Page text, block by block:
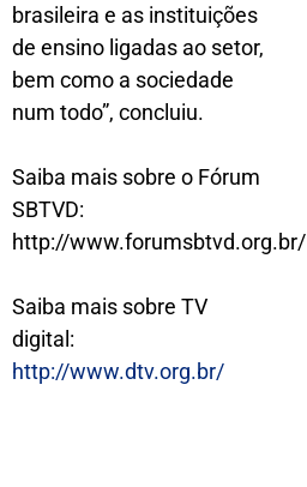
brasileira e as instituições
de ensino ligadas ao setor,
bem como a sociedade
num todo”, concluiu.
Saiba mais sobre o Fórum
SBTVD:
http://www.forumsbtvd.org.br/
Saiba mais sobre TV
digital:
http://www.dtv.org.br/